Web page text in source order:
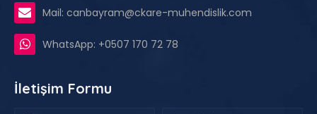
Mail: canbayram@ckare-muhendislik.com
WhatsApp: +0507 170 72 78
İletişim Formu